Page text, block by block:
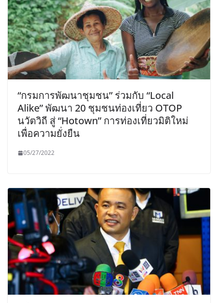
“กรมการพัฒนาชุมชน” ร่วมกับ “Local
Alike” พัฒนา 20 ชุมชนท่องเที่ยว OTOP
นวัตวิถี สู่ “Hotown” การท่องเที่ยวมิติใหม่
เพื่อความยั่งยืน
05/27/2022